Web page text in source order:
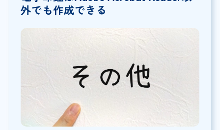
外でも作成できる